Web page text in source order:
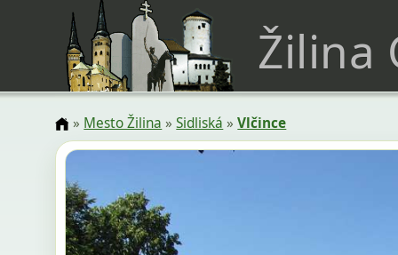
Žilina
» Mesto Žilina »Sidliská »Vlčince